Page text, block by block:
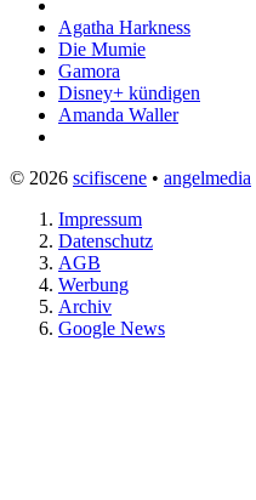
Agatha Harkness
Die Mumie
Gamora
Disney+ kündigen
Amanda Waller
© 2026 scifiscene • angelmedia
Impressum
Datenschutz
AGB
Werbung
Archiv
Google News